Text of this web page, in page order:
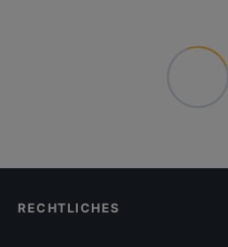
RECHTLICHES